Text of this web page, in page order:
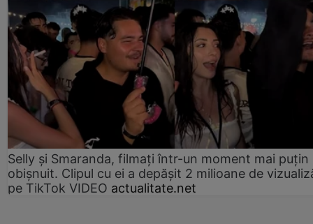
Selly și Smaranda, filmați într-un moment mai puțin
obișnuit. Clipul cu ei a depășit 2 milioane de
pe TikTok VIDEO actualitate.net